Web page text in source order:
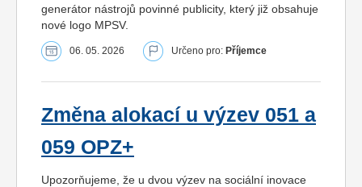
generátor nástrojů povinné publicity, který již obsahuje
nové logo MPSV.
06. 05. 2026 Určeno pro: Příjemce
Změna alokací u výzev 051 a
059 OPZ+
Upozorňujeme, že u dvou výzev na sociální inovace